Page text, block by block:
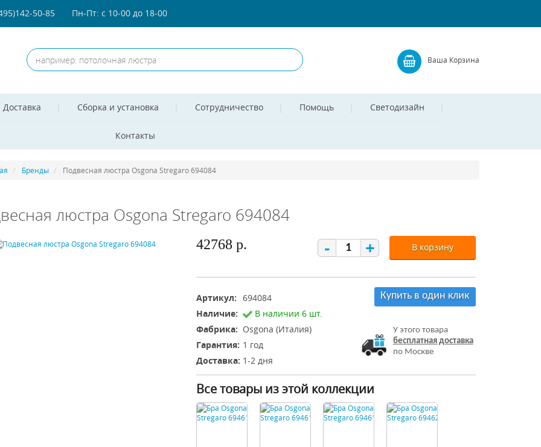
50-85 Пн-Пт: с 10-00 до 18-00
Ваша Корзина
Доставка Сборка и установка Сотрудничество Помощь Светодизайн
Контакты
Бренды Подвесная люстра Osgona Stregaro 694084
люстра Osgona Stregaro 694084
42768 р. - + В корзину
Артикул: 694084
Наличие:
В наличии 6 шт.
Фабрика: Osgona (Италия)
Гарантия: 1 год
Доставка: 1-2 дня
Купить в один клик
У этого товара
бесплатная доставка
по Москве
Все товары из этой коллекции